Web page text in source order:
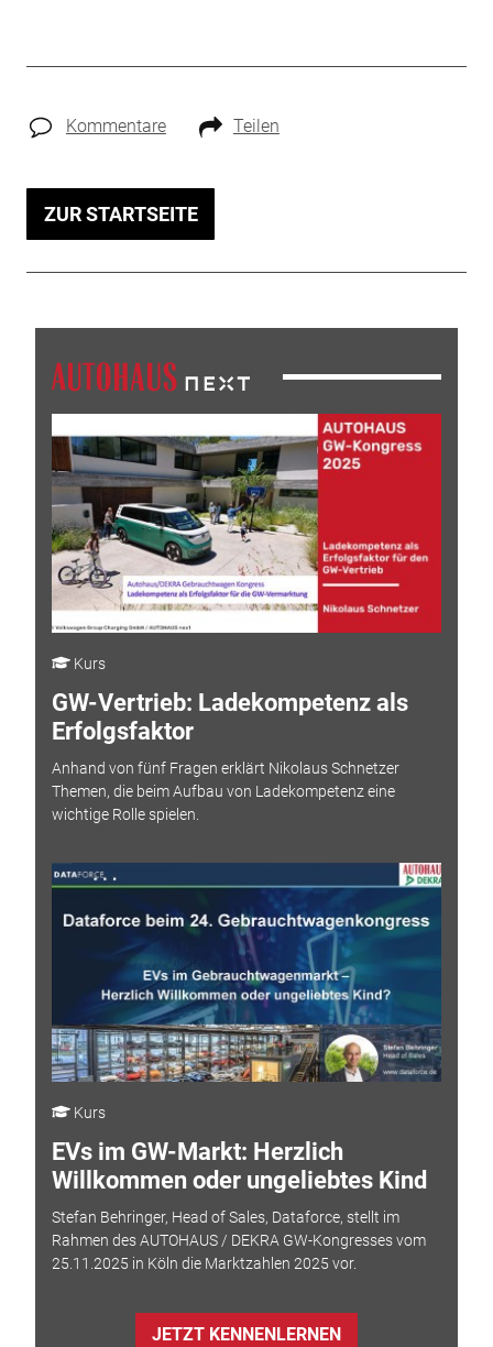
Kommentare Teilen
ZUR STARTSEITE
Kurs
GW-Vertrieb: Ladekompetenz als
Erfolgsfaktor
Anhand von fünf Fragen erklärt Nikolaus Schnetzer
Themen, die beim Aufbau von Ladekompetenz eine
wichtige Rolle spielen.
Kurs
EVs im GW-Markt: Herzlich
Willkommen oder ungeliebtes Kind
Stefan Behringer, Head of Sales, Dataforce, stellt im
Rahmen des AUTOHAUS / DEKRA GW-Kongresses vom
25.11.2025 in Köln die Marktzahlen 2025 vor.
JETZT KENNENLERNEN